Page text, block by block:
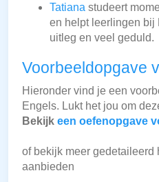
Tatiana studeert
en helpt leerlingen bij
uitleg en veel geduld.
Voorbeeldopgave
Hieronder vind je een
Engels. Lukt het jou om
Bekijk een oefenopgave
of bekijk meer gedetaileerd
aanbieden